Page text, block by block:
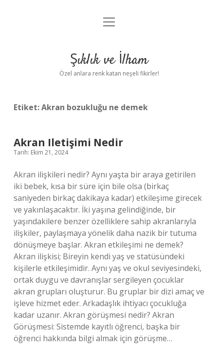
Anasayfa
Yasal Uyarı
menüyü
Şıklık ve İlham
Özel anlara renk katan neşeli fikirler!
Etiket:Akran bozukluğu ne demek
Akran Iletişimi Nedir
Tarih: Ekim 21, 2024
Akran ilişkileri nedir? Aynı yaşta bir araya getirilen
iki bebek, kısa bir süre için bile olsa (birkaç
saniyeden birkaç dakikaya kadar) etkileşime girecek
ve yakınlaşacaktır. İki yaşına gelindiğinde, bir
yaşındakilere benzer özelliklere sahip akranlarıyla
ilişkiler, paylaşmaya yönelik daha nazik bir tutuma
dönüşmeye başlar. Akran etkileşimi ne demek?
Akran ilişkisi; Bireyin kendi yaş ve statüsündeki
kişilerle etkileşimidir. Aynı yaş ve okul seviyesindeki,
ortak duygu ve davranışlar sergileyen çocuklar
akran grupları oluşturur. Bu gruplar bir dizi amaç ve
işleve hizmet eder. Arkadaşlık ihtiyacı çocukluğa
kadar uzanır. Akran görüşmesi nedir? Akran
Görüşmesi: Sistemde kayıtlı öğrenci, başka bir
öğrenci hakkında bilgi almak için görüşme…